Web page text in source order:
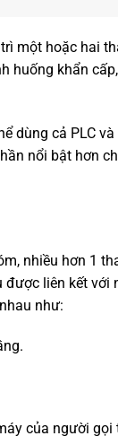
một hoặc hai
huống khẩn
dùng cả PLC
nổi bật hơn
nhiều hơn 1
liên kết với
như:
của người gọi